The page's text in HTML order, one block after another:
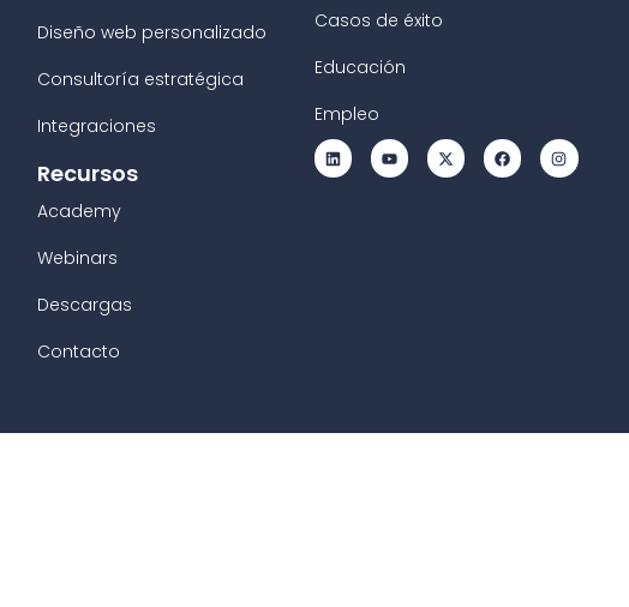
Diseño web personalizado
Consultoría estratégica
Integraciones
Recursos
Academy
Webinars
Descargas
Contacto
Casos de éxito
Educación
Empleo